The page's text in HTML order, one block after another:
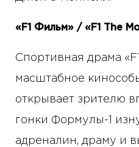
«F1 Фильм» / «F1 The
Спортивная драма
масштабное
открывает зрителю
гонки Формулы-1
адреналин, драму и